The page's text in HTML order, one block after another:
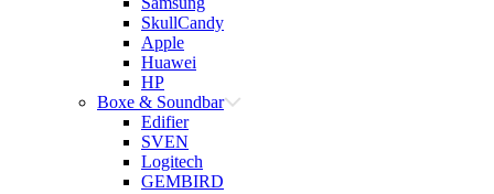
SkullCandy
Apple
Huawei
HP
Boxe & Soundbar
Edifier
SVEN
Logitech
GEMBIRD